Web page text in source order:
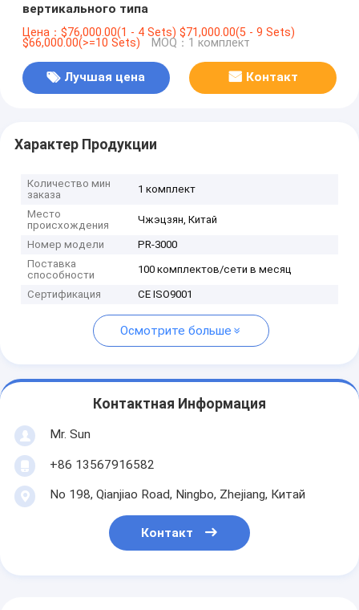
вертикального типа
Цена：$76,000.00(1 - 4 Sets) $71,000.00(5 - 9 Sets)
$66,000.00(>=10 Sets) MOQ：1 комплект
Лучшая цена Контакт
Характер Продукции
Количество мин
заказа
1 комплект
Место
происхождения
Чжэцзян, Китай
Номер модели
PR-3000
Поставка
способности
100 комплектов/сети в месяц
Сертификация CE ISO9001
Осмотрите больше
Контактная Информация
Mr. Sun
+86 13567916582
No 198, Qianjiao Road, Ningbo, Zhejiang, Китай
Контакт